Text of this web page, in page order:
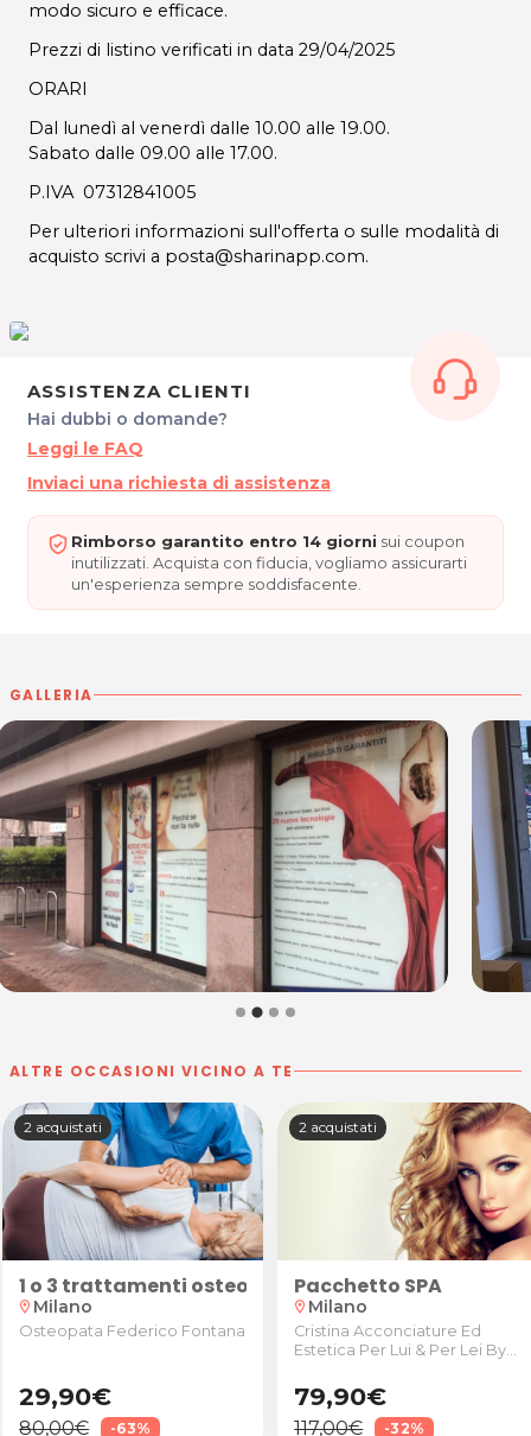
modo sicuro e efficace.
Prezzi di listino verificati in data 29/04/2025
ORARI
Dal lunedì al venerdì dalle 10.00 alle 19.00.
Sabato dalle 09.00 alle 17.00.
P.IVA 07312841005
Per ulteriori informazioni sull'offerta o sulle modalità di
acquisto scrivi a posta@sharinapp.com.
ASSISTENZA CLIENTI
Hai dubbi o domande?
Leggi le FAQ
Inviaci una richiesta di assistenza
Rimborso garantito entro 14 giorni sui coupon
inutilizzati. Acquista con fiducia, vogliamo assicurarti
un'esperienza sempre soddisfacente.
GALLERIA
ALTRE OCCASIONI VICINO A TE
Estetica
30 minuti presso La radice del benessere
2 acquistati
1 o 3 trattamenti osteopatici da 45 minuti presso
location_on Milano
Osteopata Federico Fontana
29,90€
80,00€ -63%
2 acquistati
Pacchetto SPA
location_on Milano
Cristina Acconciature Ed
Estetica Per Lui & Per Lei By
79,90€
117,00€ -32%